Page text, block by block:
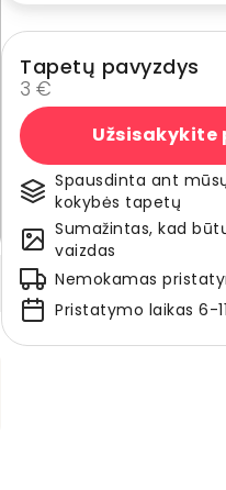
Tapetų pavyzdys
3 €
Užsisakykite
Spausdinta ant
kokybės tapetų
Sumažintas, kad
vaizdas
Nemokamas
Pristatymo laikas 6-